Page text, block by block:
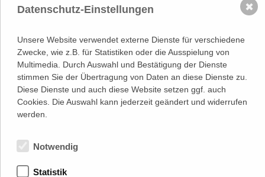
Österreichischer
Wirtschaftsverlag GmbH
Adresse
1020 Wien
(–>Google Maps)
Kontakt
T (+43 1) 546 64-0
Eoffice@wirtschaftsverlag.at
Datenschutz-Einstellungen
Unsere Website verwendet externe Dienste für verschiedene
Zwecke, wie z.B. für Statistiken oder die Ausspielung von
Multimedia. Durch Auswahl und Bestätigung der Dienste
stimmen Sie der Übertragung von Daten an diese Dienste zu.
Diese Dienste und auch diese Website setzen ggf. auch
Cookies. Die Auswahl kann jederzeit geändert und widerrufen
werden.
Notwendig
Statistik
✖